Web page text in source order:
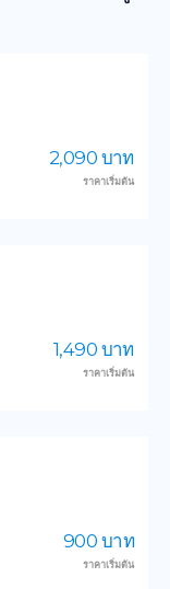
2,090 บาท
ราคาเริ่มต้น
1,490 บาท
ราคาเริ่มต้น
900 บาท
ราคาเริ่มต้น